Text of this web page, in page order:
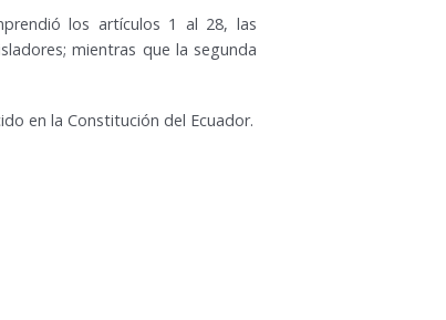
los artículos 1 al 28, las
mientras que la segunda
en la Constitución del Ecuador.